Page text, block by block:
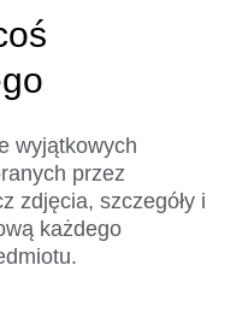
wyjątkowych
przez
zdjęcia, szczegóły i
każdego